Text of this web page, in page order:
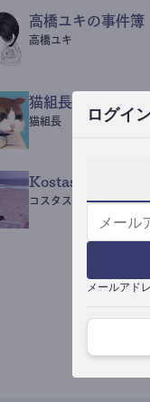
ログイ
メールアド
高橋ユキの事件簿
高橋ユキ
猫組長POST
猫組長
Kostas Beauty
コスタス